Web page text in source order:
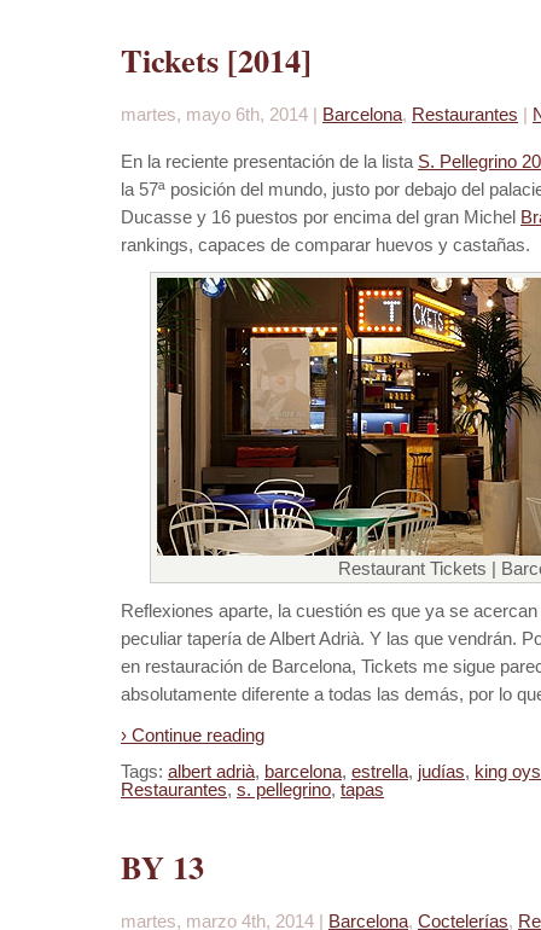
Tickets [2014]
martes, mayo 6th, 2014 | Barcelona, Restaurantes |
En la reciente presentación de la lista S. Pellegrino
la 57ª posición del mundo, justo por debajo del
Ducasse y 16 puestos por encima del gran Michel
rankings, capaces de comparar huevos y castañas.
Restaurant Tickets |
Reflexiones aparte, la cuestión es que ya se
peculiar tapería de Albert Adrià. Y las que vendrán.
en restauración de Barcelona, Tickets me sigue
absolutamente diferente a todas las demás, por lo
› Continue reading
Tags: albert adrià, barcelona, estrella, judías, king
Restaurantes, s. pellegrino, tapas
BY 13
martes, marzo 4th, 2014 | Barcelona, Coctelerías,